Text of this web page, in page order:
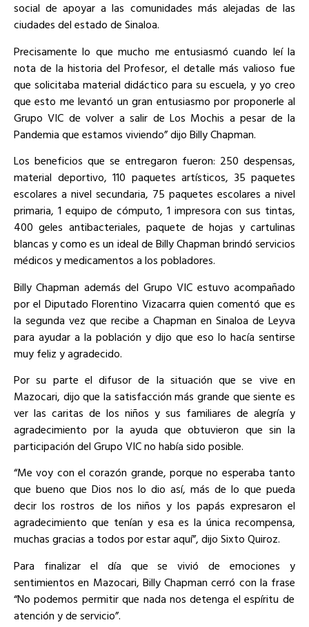
social de apoyar a las comunidades más alejadas de las
ciudades del estado de Sinaloa.
Precisamente lo que mucho me entusiasmó cuando leí la
nota de la historia del Profesor, el detalle más valioso fue
que solicitaba material didáctico para su escuela, y yo creo
que esto me levantó un gran entusiasmo por proponerle al
Grupo VIC de volver a salir de Los Mochis a pesar de la
Pandemia que estamos viviendo” dijo Billy Chapman.
Los beneficios que se entregaron fueron: 250 despensas,
material deportivo, 110 paquetes artísticos, 35 paquetes
escolares a nivel secundaria, 75 paquetes escolares a nivel
primaria, 1 equipo de cómputo, 1 impresora con sus tintas,
400 geles antibacteriales, paquete de hojas y cartulinas
blancas y como es un ideal de Billy Chapman brindó servicios
médicos y medicamentos a los pobladores.
Billy Chapman además del Grupo VIC estuvo acompañado
por el Diputado Florentino Vizacarra quien comentó que es
la segunda vez que recibe a Chapman en Sinaloa de Leyva
para ayudar a la población y dijo que eso lo hacía sentirse
muy feliz y agradecido.
Por su parte el difusor de la situación que se vive en
Mazocari, dijo que la satisfacción más grande que siente es
ver las caritas de los niños y sus familiares de alegría y
agradecimiento por la ayuda que obtuvieron que sin la
participación del Grupo VIC no había sido posible.
“Me voy con el corazón grande, porque no esperaba tanto
que bueno que Dios nos lo dio así, más de lo que pueda
decir los rostros de los niños y los papás expresaron el
agradecimiento que tenían y esa es la única recompensa,
muchas gracias a todos por estar aquí”, dijo Sixto Quiroz.
Para finalizar el día que se vivió de emociones y
sentimientos en Mazocari, Billy Chapman cerró con la frase
“No podemos permitir que nada nos detenga el espíritu de
atención y de servicio”.